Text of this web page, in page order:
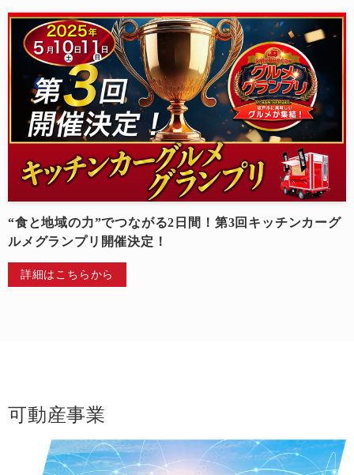
“食と地域の力”でつながる2日間！第3回キッチンカーグ
ルメグランプリ開催決定！
詳細はこちらから
可動産事業